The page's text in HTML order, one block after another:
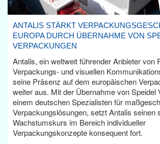
ANTALIS STÄRKT
EUROPA DURCH ÜBERNAHME VON
VERPACKUNGEN
Antalis, ein weltweit führender Anbieter von
Verpackungs- und visuellen
seine Präsenz auf dem europäischen
weiter aus. Mit der Übernahme von Speidel
einem deutschen Spezialisten für
Verpackungslösungen, setzt Antalis seinen
Wachstumskurs im Bereich individueller
Verpackungskonzepte konsequent fort.